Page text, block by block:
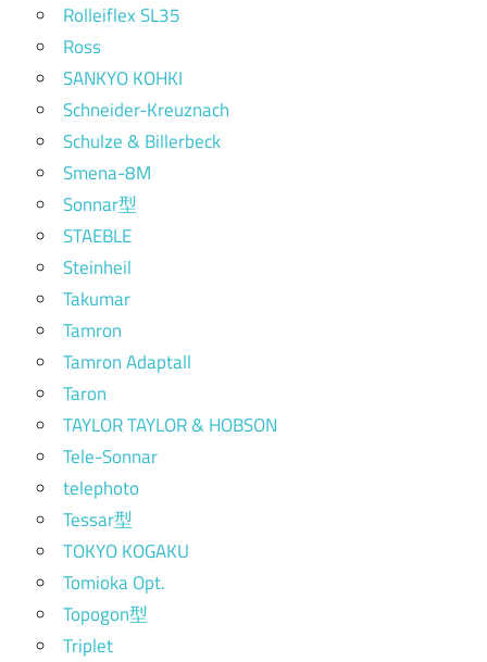
Rolleiflex SL35
Ross
SANKYO KOHKI
Schneider-Kreuznach
Schulze & Billerbeck
Smena-8M
Sonnar型
STAEBLE
Steinheil
Takumar
Tamron
Tamron Adaptall
Taron
TAYLOR TAYLOR & HOBSON
Tele-Sonnar
telephoto
Tessar型
TOKYO KOGAKU
Tomioka Opt.
Topogon型
Triplet